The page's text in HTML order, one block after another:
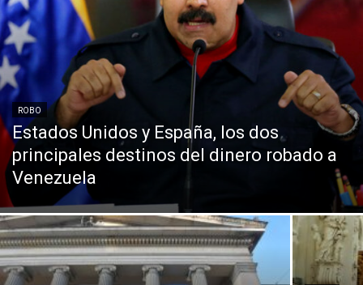
ROBO
Estados Unidos y España, los dos
principales destinos del dinero robado a
Venezuela